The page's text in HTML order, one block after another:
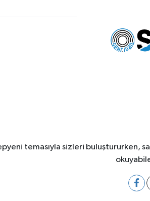
temasıyla sizleri buluştururken,